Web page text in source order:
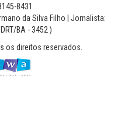
8431
da Silva Filho | Jornalista:
BA - 3452 )
os direitos reservados.